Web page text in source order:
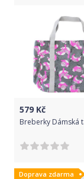
579 Kč
Doprava zdarma